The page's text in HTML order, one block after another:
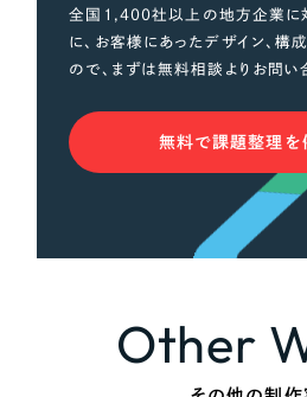
全国1,400社以上の地方企業に
に、お客様にあったデザイン、構
ので、まずは無料相談よりお問い
無料で課題整理を
Other